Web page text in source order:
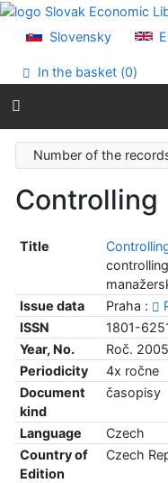
Go to content
Accessibility
Slovensky
In the basket (0)
Number of the
Controlling
Title
Issue data
Praha :
ISSN
1801-
Year, No.
Roč.
Periodicity
4x ročne
Document
kind
časopisy
Language
Czech
Country of
Edition
Czech